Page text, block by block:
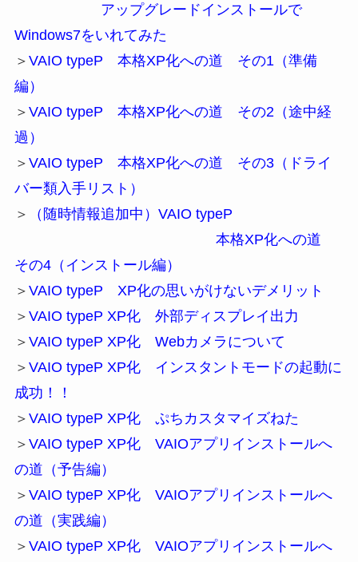
アップグレードインストールで
Windows7をいれてみた
＞ VAIO typeP 本格XP化への道 その1（準備
編）
＞ VAIO typeP 本格XP化への道 その2（途中経
過）
＞ VAIO typeP 本格XP化への道 その3（ドライ
バー類入手リスト）
＞
（随時情報追加中）VAIO typeP
本格XP化への道
その4（インストール編）
＞ VAIO typeP XP化の思いがけないデメリット
＞ VAIO typeP XP化 外部ディスプレイ出力
＞ VAIO typeP XP化 Webカメラについて
＞ VAIO typeP XP化 インスタントモードの起動に
成功！！
＞ VAIO typeP XP化 ぷちカスタマイズねた
＞ VAIO typeP XP化 VAIOアプリインストールへ
の道（予告編）
＞ VAIO typeP XP化 VAIOアプリインストールへ
の道（実践編）
＞ VAIO typeP XP化 VAIOアプリインストールへ